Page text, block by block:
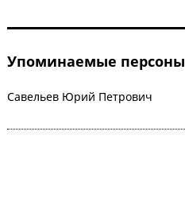
Упоминаемые персоны
Савельев Юрий Петрович